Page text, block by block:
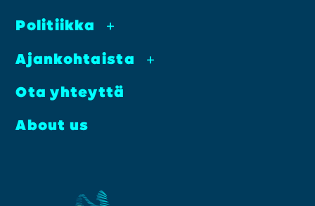
Poli­tiik­ka
+
Ajan­koh­tais­ta +
Ota yhteyt­tä
About us